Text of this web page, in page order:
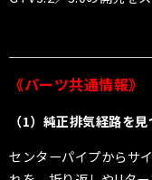
《パーツ共通情報》
（1）純正排気経路を
センターパイプからサ